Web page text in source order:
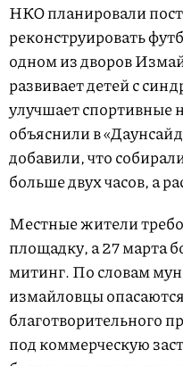
НКО планировали
реконструировать
одном из дворов
развивает детей с
улучшает
объяснили в
добавили, что
больше двух часов, а
Местные жители
площадку, а 27 марта
митинг. По словам
измайловцы
благотворительного
под коммерческую